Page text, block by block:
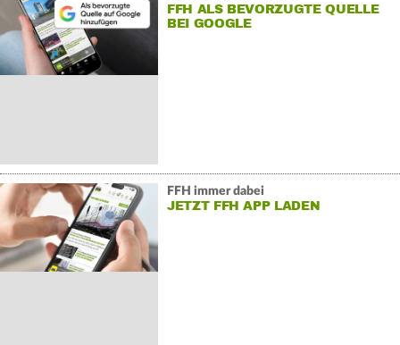
FFH ALS BEVORZUGTE QUELLE
BEI GOOGLE
FFH immer dabei
JETZT FFH APP LADEN